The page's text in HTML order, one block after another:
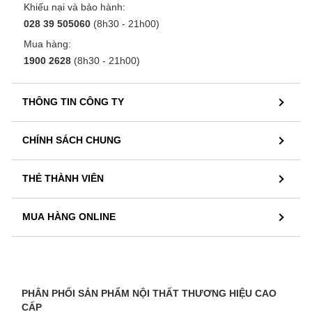
Khiếu nại và bảo hành:
028 39 505060 (8h30 - 21h00)
Mua hàng:
1900 2628 (8h30 - 21h00)
THÔNG TIN CÔNG TY
CHÍNH SÁCH CHUNG
THẺ THÀNH VIÊN
MUA HÀNG ONLINE
PHÂN PHỐI SẢN PHẨM NỘI THẤT THƯƠNG HIỆU CAO
CẤP